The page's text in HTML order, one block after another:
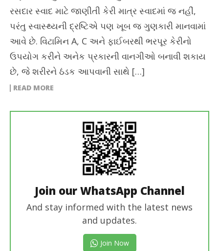
રસદાર સ્વાદ માટે જાણીતી કેરી માત્ર સ્વાદમાં જ નહીં,
પરંતુ સ્વાસ્થ્યની દ્રષ્ટિએ પણ ખૂબ જ ગુણકારી માનવામાં
આવે છે. વિટામિન A, C અને ફાઈબરથી ભરપૂર કેરીનો
ઉપયોગ કરીને અનેક પ્રકારની વાનગીઓ બનાવી શકાય
છે, જે શરીરને ઠંડક આપવાની સાથે […]
READ MORE
Join our WhatsApp Channel
And stay informed with the latest news
and updates.
Join Now